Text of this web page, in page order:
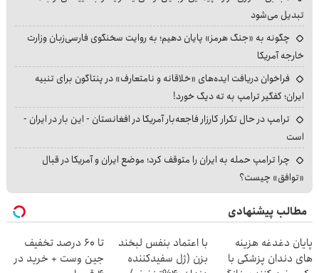
تبدیل می‌شود
چگونه به «جنگ هرمز» پایان دهیم؛ به روایت سخنگوی فارسی‌زبان وزارت
خارجه آمریکا
فراخوان دریافت ایده‌های «خلاقانه و نامتعارف» در پنتاگون برای تنبیه
ایران؛ کفگیر ترامپ به ته دیگ خورد!
ترامپ در حال تکرار کارزار فاجعه‌بار آمریکا در افغانستان - این بار در ایران -
است
چرا ترامپ حمله به ایران را متوقف کرد؛ موضع ایران و آمریکا در قبال
«توافق» چیست؟
مطالب پیشنهادی
پایان دغدغه هزینه
های دندان پزشکی با
با اعتماد بنفس لبخند
بزن (ژل سفیدکننده
تا 60 درصد تخفیف
جین وست + خرید در